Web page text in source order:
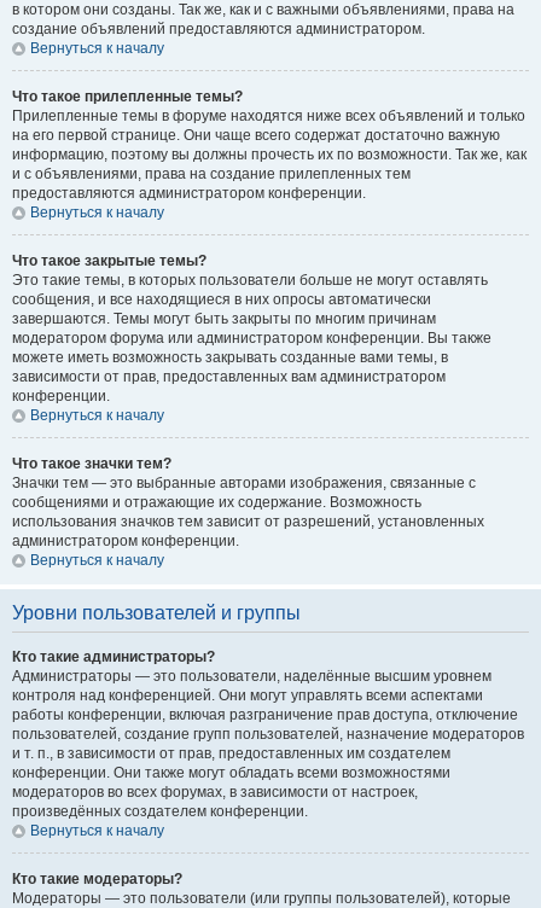
в котором они созданы. Так же, как и с важными объявлениями, права на
создание объявлений предоставляются администратором.
Вернуться к началу
Что такое прилепленные темы?
Прилепленные темы в форуме находятся ниже всех объявлений и только
на его первой странице. Они чаще всего содержат достаточно важную
информацию, поэтому вы должны прочесть их по возможности. Так же, как
и с объявлениями, права на создание прилепленных тем
предоставляются администратором конференции.
Вернуться к началу
Что такое закрытые темы?
Это такие темы, в которых пользователи больше не могут оставлять
сообщения, и все находящиеся в них опросы автоматически
завершаются. Темы могут быть закрыты по многим причинам
модератором форума или администратором конференции. Вы также
можете иметь возможность закрывать созданные вами темы, в
зависимости от прав, предоставленных вам администратором
конференции.
Вернуться к началу
Что такое значки тем?
Значки тем — это выбранные авторами изображения, связанные с
сообщениями и отражающие их содержание. Возможность
использования значков тем зависит от разрешений, установленных
администратором конференции.
Вернуться к началу
Уровни пользователей и группы
Кто такие администраторы?
Администраторы — это пользователи, наделённые высшим уровнем
контроля над конференцией. Они могут управлять всеми аспектами
работы конференции, включая разграничение прав доступа, отключение
пользователей, создание групп пользователей, назначение модераторов
и т. п., в зависимости от прав, предоставленных им создателем
конференции. Они также могут обладать всеми возможностями
модераторов во всех форумах, в зависимости от настроек,
произведённых создателем конференции.
Вернуться к началу
Кто такие модераторы?
Модераторы — это пользователи (или группы пользователей), которые